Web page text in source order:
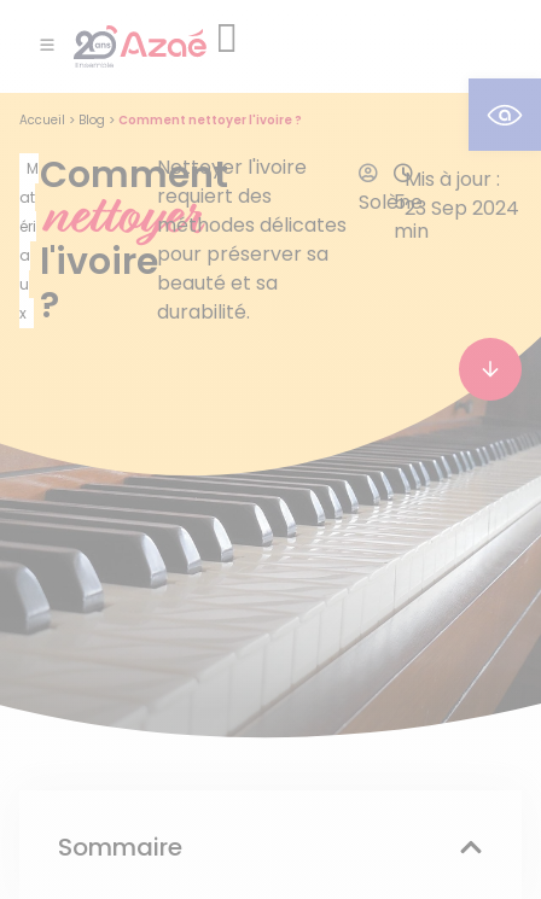
Accueil > Blog > Comment nettoyer l'ivoire ?
M
at
éri
a
u
x
Comment
nettoyer
l'ivoire
?
Nettoyer l'ivoire
requiert des
méthodes délicates
pour préserver sa
beauté et sa
durabilité.
Solène
5
min
Mis à jour :
23 Sep 2024
Sommaire